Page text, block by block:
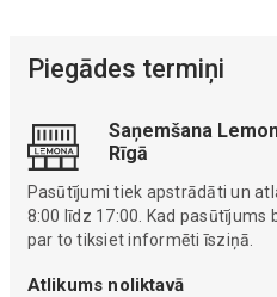
Piegādes termiņi
Saņemšana
Rīgā
Pasūtījumi tiek apstrādāti un
8:00 līdz 17:00. Kad pasūtījums
par to tiksiet informēti īsziņā.
Atlikums noliktavā